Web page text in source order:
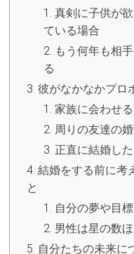
真剣に子供が
ている場合
もう何年も相
る
彼がなかなかプロ
家族に会わせる
周りの友達の
正直に結婚し
結婚をする前に考
と
自分の夢や目
男性は星の数
自分たちの未来に